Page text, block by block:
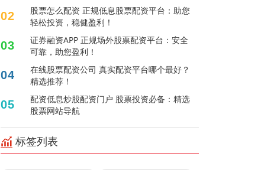
02
股票怎么配资 正规低息股票配资平台：助您
轻松投资，稳健盈利！
03
证券融资APP 正规场外股票配资平台：安全
可靠，助您盈利！
04
在线股票配资公司 真实配资平台哪个最好？
精选推荐！
05
配资低息炒股配资门户 股票投资必备：精选
股票网站导航
标签列表